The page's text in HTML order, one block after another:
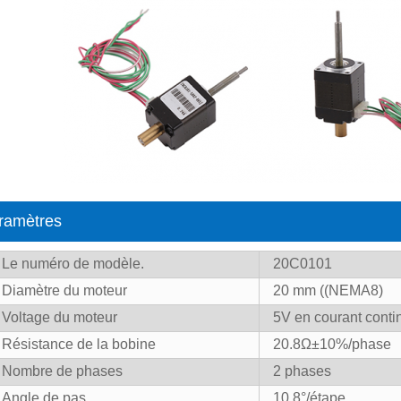
Le numéro de modèle.
20C0101
Diamètre du moteur
20 mm ((NEMA8)
Voltage du moteur
5V en courant
Résistance de la bobine
20.8Ω±10%/phase
Nombre de phases
2 phases
Angle de pas
10,8°/étape